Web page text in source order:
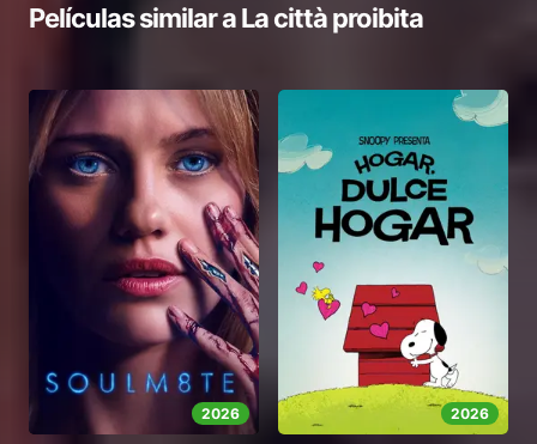
Películas similar aLa città proibita
2026 2026